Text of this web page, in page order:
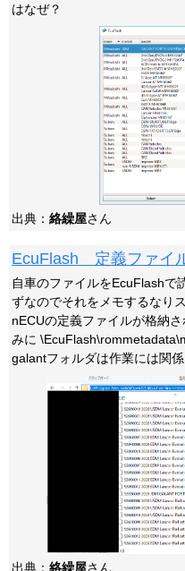
はなぜ？
出典： 絡繰屋さん
EcuFlash 定義ファイ
自車のファイルをEcuFlashで
ずなのでそれをメモするなり
nECUの定義ファイルが格納
みに
galantフォルダは作業には関係
出典： 絡繰屋さん